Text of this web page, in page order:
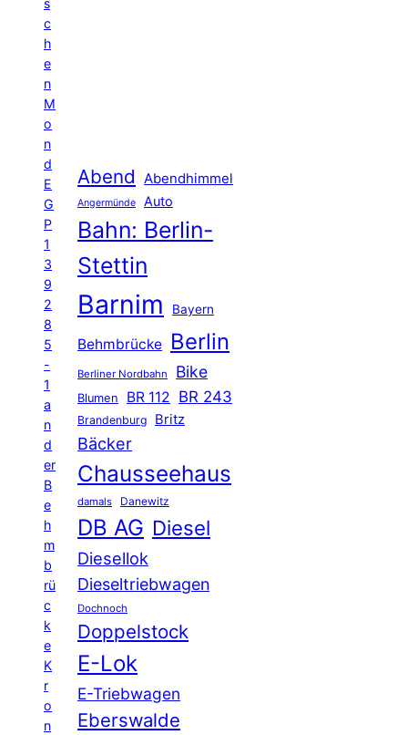
s
c
h
e
n
M
o
n
d
E
G
P
1
3
9
2
8
5
-
1
a
n
d
er
B
e
h
m
b
rü
c
k
e
K
r
o
n
Abend Abendhimmel
Angermünde Auto
Bahn: Berlin-
Stettin
Barnim Bayern
Behmbrücke Berlin
Berliner Nordbahn Bike
Blumen BR 112 BR 243
Brandenburg Britz
Bäcker
Chausseehaus
damals Danewitz
DB AG Diesel
Diesellok
Dieseltriebwagen
Dochnoch
Doppelstock
E-Lok
E-Triebwagen
Eberswalde